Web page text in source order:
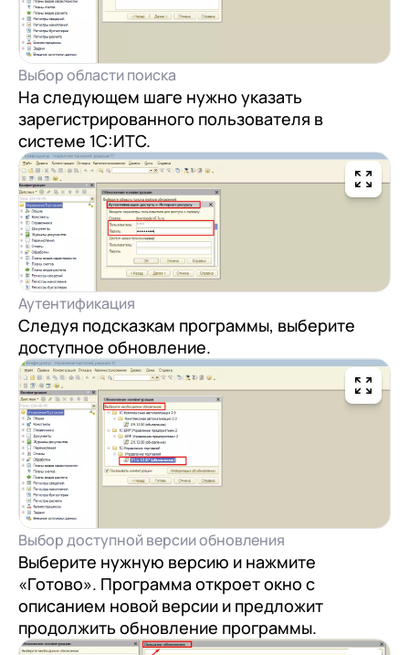
Выбор области поиска
На следующем шаге нужно указать
зарегистрированного пользователя в
системе 1С:ИТС.
Аутентификация
Следуя подсказкам программы, выберите
доступное обновление.
Выбор доступной версии обновления
Выберите нужную версию и нажмите
«Готово». Программа откроет окно с
описанием новой версии и предложит
продолжить обновление программы.